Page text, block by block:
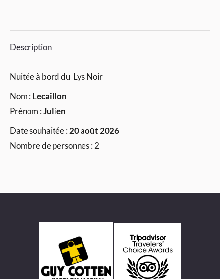
Description
Nuitée à bord du Lys Noir
Nom : Lecaillon
Prénom :Julien
Date souhaitée :20 août 2026
Nombre de personnes : 2